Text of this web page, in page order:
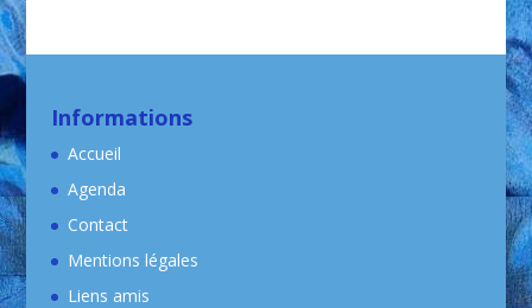
Informations
Accueil
Agenda
Contact
Mentions légales
Liens amis